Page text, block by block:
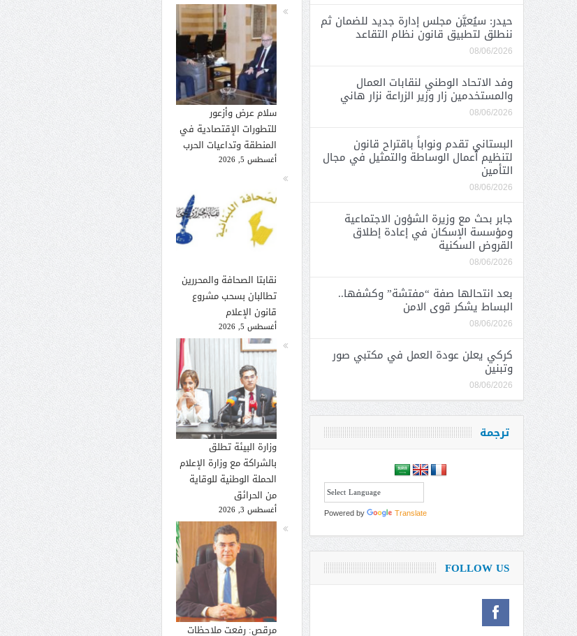
سلام عرض وأزعور
للتطورات الإقتصادية في
المنطقة وتداعيات الحرب
أغسطس 5, 2026
نقابتا الصحافة والمحررين
تطالبان بسحب مشروع
قانون الإعلام
أغسطس 5, 2026
وزارة البيئة تطلق
بالشراكة مع وزارة الإعلام
الحملة الوطنية للوقاية
من الحرائق
أغسطس 3, 2026
مرقص: رفعت ملاحظات
حيدر: سيُعيَّن مجلس إدارة جديد للضمان ثم
ننطلق لتطبيق قانون نظام التقاعد
08/06/2026
وفد الاتحاد الوطني لنقابات العمال
والمستخدمين زار وزير الزراعة نزار هاني
08/06/2026
البستاني تقدم ونواباً باقتراح قانون
لتنظيم أعمال الوساطة والتمثيل في مجال
التأمين
08/06/2026
جابر بحث مع وزيرة الشؤون الاجتماعية
ومؤسسة الإسكان في إعادة إطلاق
القروض السكنية
08/06/2026
بعد انتحالها صفة “مفتشة” وكشفها..
البساط يشكر قوى الامن
08/06/2026
كركي يعلن عودة العمل في مكتبي صور
وتبنين
08/06/2026
ترجمة
Powered by Translate
FOLLOW US